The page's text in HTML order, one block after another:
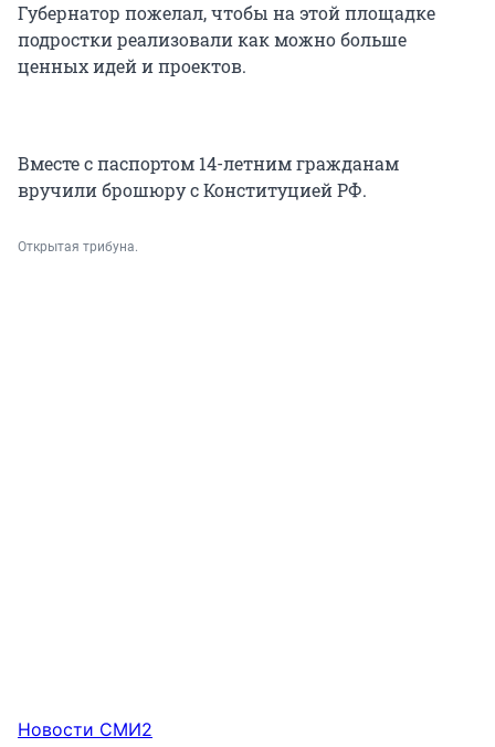
Губернатор пожелал, чтобы на этой площадке
подростки реализовали как можно больше
ценных идей и проектов.
Вместе с паспортом 14-летним гражданам
вручили брошюру с Конституцией РФ.
Открытая трибуна.
Новости СМИ2